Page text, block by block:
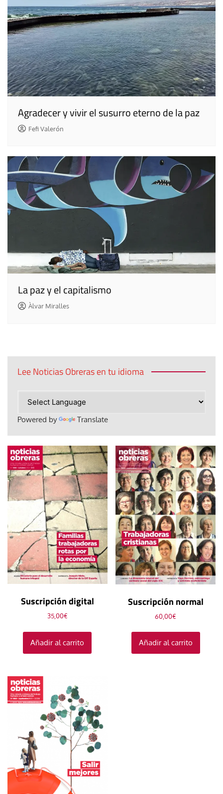
Agradecer y vivir el susurro eterno de la paz
Fefi Valerón
La paz y el capitalismo
Àlvar Miralles
Lee Noticias Obreras en tu idioma
Powered by Translate
Suscripción digital
35,00€
Añadir al carrito
Suscripción normal
60,00€
Añadir al carrito